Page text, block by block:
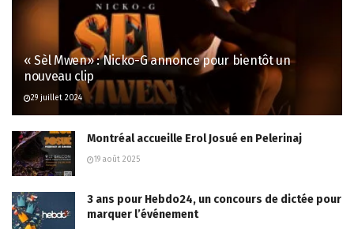
« Sèl Mwen» : Nicko-G annonce pour bientôt un
nouveau clip
29 juillet 2024
Montréal accueille Erol Josué en Pelerinaj
19 août 2025
3 ans pour Hebdo24, un concours de dictée pour
marquer l’événement